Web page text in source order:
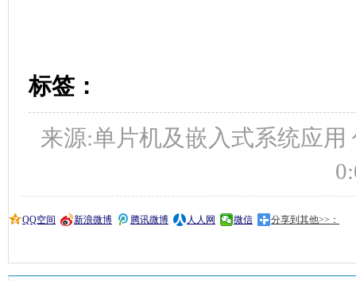
标签：
来源:单片机及嵌入式系统应用
QQ空间 新浪微博 腾讯微博 人人网 微信 分享到其他>>：